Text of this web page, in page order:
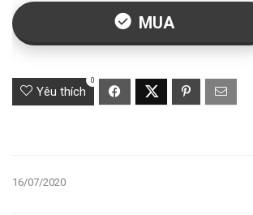
MUA
Yêu thích
0
16/07/2020